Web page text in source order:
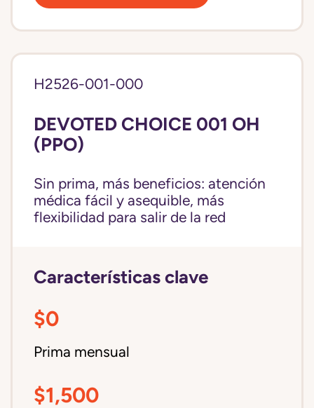
H2526-001-000
DEVOTED CHOICE 001 OH
(PPO)
Sin prima, más beneficios: atención
médica fácil y asequible, más
flexibilidad para salir de la red
Características clave
$0
Prima mensual
$1,500